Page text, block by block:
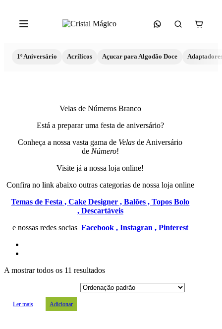
1º Aniversário Acrílicos Açucar para Algodão Doce
Velas de Números Branco
Está a preparar uma festa de aniversário?
Conheça a nossa vasta gama de Velas de Aniversário
de Número!
Visite já a nossa loja online!
Confira no link abaixo outras categorias de nossa loja online
Temas de Festa ,Cake Designer ,Balões ,Topos Bolo
, Descartáveis
e nossas redes socias Facebook , Instagran , Pinterest
A mostrar todos os 11 resultados
Ler mais Adicionar